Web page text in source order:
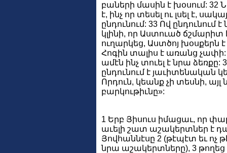
բաների մասին է խօսում: 32
է, ինչ որ տեսել ու լսել է,
ընդունում: 33 Ով
կլինի, որ Աստուած ճշմարիտ
ուղարկեց, Աստծոյ խօսքերն
Հոգին տալիս է առանց չափի:
ամէն ինչ տուել է նրա ձեռքը:
ընդունում է յաւիտենական
Որդուն, կեանք չի տեսնի, այլ
բարկութիւնը»:
1 Երբ Յիսուս իմացաւ, որ
աւելի շատ աշակերտներ է
Յովհաննէսը 2 (թէպէտ եւ ոչ
նրա աշակերտները), 3